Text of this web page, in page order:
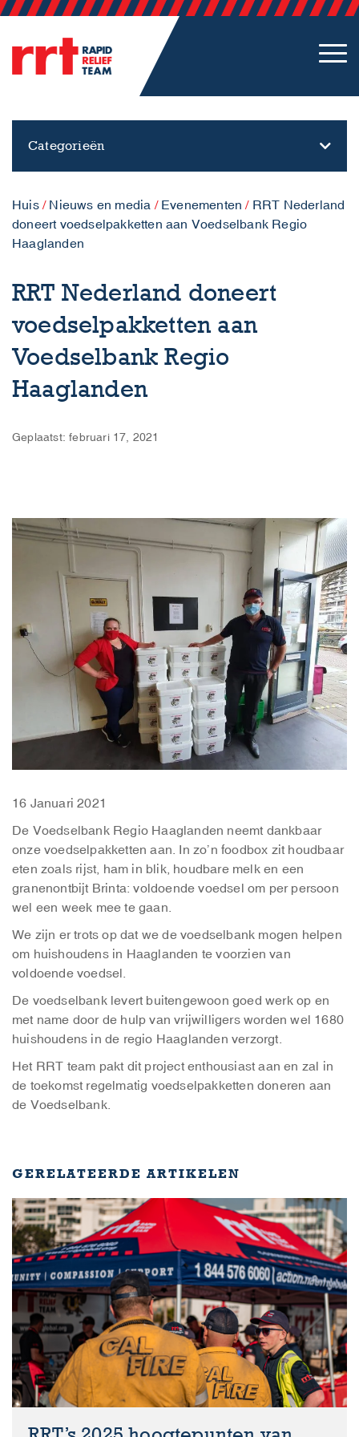
Categorieën
Huis/ Nieuws en media / Evenementen / RRT Nederland
doneert voedselpakketten aan Voedselbank Regio
Haaglanden
RRT Nederland doneert
voedselpakketten aan
Voedselbank Regio
Haaglanden
Geplaatst: februari 17, 2021
16 Januari 2021
De Voedselbank Regio Haaglanden neemt dankbaar
onze voedselpakketten aan. In zo’n foodbox zit houdbaar
eten zoals rijst, ham in blik, houdbare melk en een
granenontbijt Brinta: voldoende voedsel om per persoon
wel een week mee te gaan.
We zijn er trots op dat we de voedselbank mogen helpen
om huishoudens in Haaglanden te voorzien van
voldoende voedsel.
De voedselbank levert buitengewoon goed werk op en
met name door de hulp van vrijwilligers worden wel 1680
huishoudens in de regio Haaglanden verzorgt.
Het RRT team pakt dit project enthousiast aan en zal in
de toekomst regelmatig voedselpakketten doneren aan
de Voedselbank.
GERELATEERDE ARTIKELEN